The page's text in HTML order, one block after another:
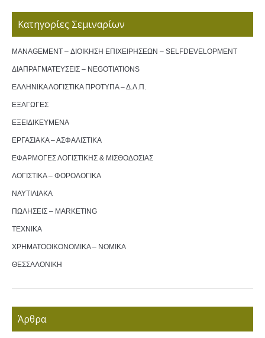
Κατηγορίες Σεμιναρίων
MANAGEMENT – ΔΙΟΙΚΗΣΗ ΕΠΙΧΕΙΡΗΣΕΩΝ – SELFDEVELOPMENT
ΔΙΑΠΡΑΓΜΑΤΕΥΣΕΙΣ – NEGOTIATIONS
ΕΛΛΗΝΙΚΑ ΛΟΓΙΣΤΙΚΑ ΠΡΟΤΥΠΑ – Δ.Λ.Π.
ΕΞΑΓΩΓΕΣ
ΕΞΕΙΔΙΚΕΥΜΕΝΑ
ΕΡΓΑΣΙΑΚΑ – ΑΣΦΑΛΙΣΤΙΚΑ
ΕΦΑΡΜΟΓΕΣ ΛΟΓΙΣΤΙΚΗΣ & ΜΙΣΘΟΔΟΣΙΑΣ
ΛΟΓΙΣΤΙΚΑ – ΦΟΡΟΛΟΓΙΚΑ
ΝΑΥΤΙΛΙΑΚΑ
ΠΩΛΗΣΕΙΣ – MARKETING
ΤΕΧΝΙΚΑ
ΧΡΗΜΑΤΟΟΙΚΟΝΟΜΙΚΑ – ΝΟΜΙΚΑ
ΘΕΣΣΑΛΟΝΙΚΗ
Άρθρα